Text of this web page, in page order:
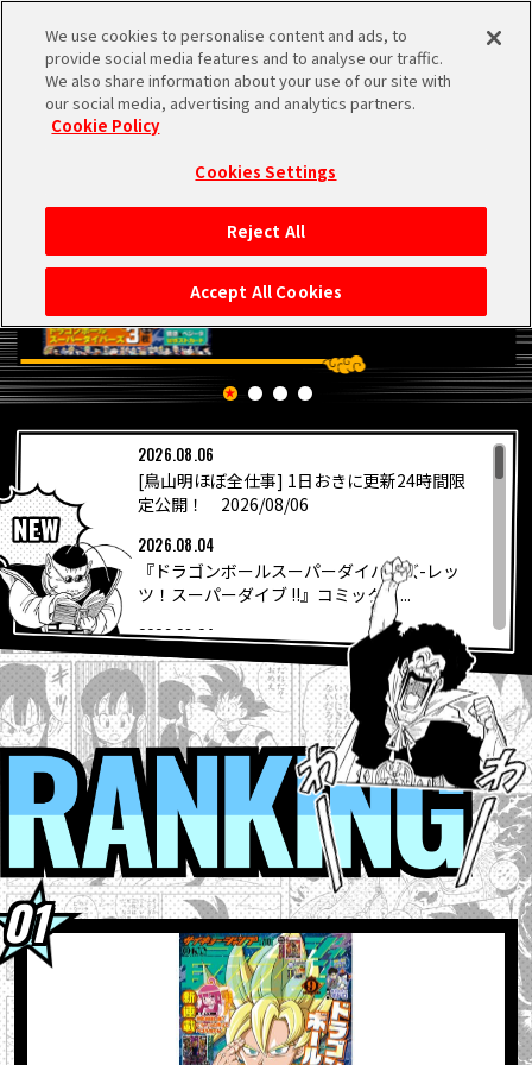
MEN
HOME
NEWS
RANKING
MOVIE
COLUMNS
ABOUT
LANGUAGE
JP
EN FR DE ES
PICKUP
2026.08.06
[鳥山明ほぼ全仕事] 1日おきに更新24時間限
定公開！ 2026/08/06
2026.08.04
『ドラゴンボールスーパーダイバーズ-レッ
ツ！スーパーダイブ !!』コミックス...
2026.08.04
【フュージョンワールド情報】最強ジャンプ
10月号ふろくカード「孫悟空」の...
2026.08.04
ウィークリー☆キャラクター紹介！第267回
目は『ドラゴンボール超』の「グラノラ」！
2026.08.04
最強ジャンプ9月号大好評発売中!! 『ドラゴン
ボールSD』の表紙が目印＆各種ふろ...
2026.08.03
【8月3日（月）】「Weekly Dragonball
News」配信！
2026.08.03
「BLOOD OF SAIYANS」シリーズ最新作に
「超サイヤ人孫悟空」登場！
We use cookies to personalise content and ads, to
provide social media features and to analyse our traffic.
We also share information about your use of our site with
our social media, advertising and analytics partners.
Cookie Policy
Cookies Settings
Reject All
Accept All Cookies